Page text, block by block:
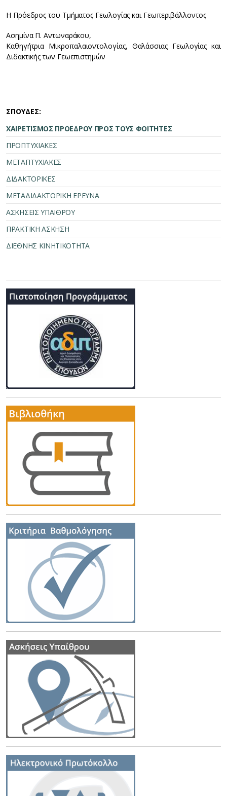
Η Πρόεδρος του Τμήματος Γεωλογίας και Γεωπεριβάλλοντος
Ασημίνα Π. Αντωναράκου,
Καθηγήτρια Μικροπαλαιοντολογίας, Θαλάσσιας Γεωλογίας και
Διδακτικής των Γεωεπιστημών
ΣΠΟΥΔΕΣ:
ΧΑΙΡΕΤΙΣΜΟΣ ΠΡΟΕΔΡΟΥ ΠΡΟΣ ΤΟΥΣ ΦΟΙΤΗΤΕΣ
ΠΡΟΠΤΥΧΙΑΚΕΣ
ΜΕΤΑΠΤΥΧΙΑΚΕΣ
ΔΙΔΑΚΤΟΡΙΚΕΣ
ΜΕΤΑΔΙΔΑΚΤΟΡΙΚΗ ΕΡΕΥΝΑ
ΑΣΚΗΣΕΙΣ ΥΠΑΙΘΡΟΥ
ΠΡΑΚΤΙΚΗ ΑΣΚΗΣΗ
ΔΙΕΘΝΗΣ ΚΙΝΗΤΙΚΟΤΗΤΑ